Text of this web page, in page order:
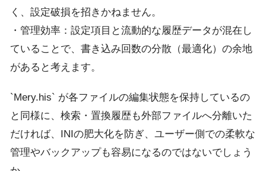
く、設定破損を招きかねません。
・管理効率：設定項目と流動的な履歴データが混在し
ていることで、書き込み回数の分散（最適化）の余地
があると考えます。
`Mery.his` が各ファイルの編集状態を保持しているの
と同様に、検索・置換履歴も外部ファイルへ分離いた
だければ、INIの肥大化を防ぎ、ユーザー側での柔軟な
管理やバックアップも容易になるのではないでしょう